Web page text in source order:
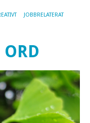
JOBBRELATERAT